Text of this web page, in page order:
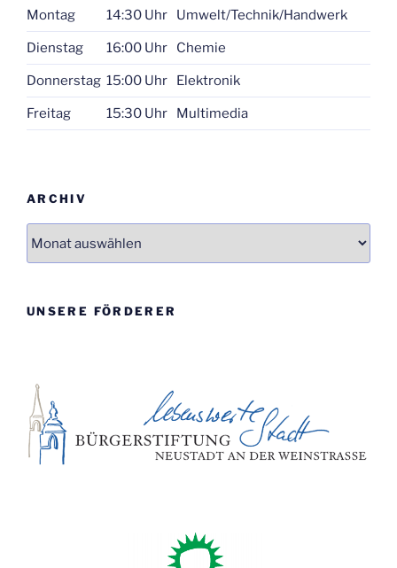
Montag 14:30 Uhr Umwelt/Technik/Handwerk
Dienstag 16:00 Uhr Chemie
Donnerstag 15:00 Uhr Elektronik
Freitag 15:30 Uhr Multimedia
ARCHIV
UNSERE FÖRDERER